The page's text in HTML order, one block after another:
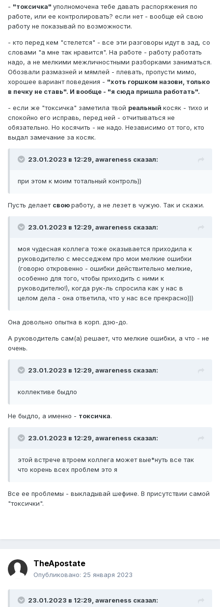
- "токсичка" уполномочена тебе давать распоряжения по
работе, или ее контролировать? если нет - вообще ей свою
работу не показывай по возможности.
- кто перед кем "стелется" - все эти разговоры идут в зад, со
словами "а мне так нравится". На работе - работу работать
надо, а не мелкими межличностными разборками заниматься.
Обозвали размазней и мямлей - плевать, пропусти мимо,
хорошее вариант поведения - "хоть горшком назови, только
в печку не ставь". И вообще - "я сюда пришла работать".
- если же "токсичка" заметила твой реальный косяк - тихо и
спокойно его исправь, перед ней - отчитываться не
обязательно. Но косячить - не надо. Независимо от того, кто
выдал замечание за косяк.
23.01.2023 в 12:29, awareness сказал:
при этом к моим тотальный контроль))
Пусть делает своюработу, а не лезет в чужую. Так и скажи.
23.01.2023 в 12:29, awareness сказал:
моя чудесная коллега тоже оказывается приходила к
руководителю с месседжем про мои мелкие ошибки
(говорю откровенно - ошибки действительно мелкие,
особенно для того, чтобы приходить с ними к
руководителю!), когда рук-ль спросила как у нас в
целом дела - она ответила, что у нас все прекрасно)))
Она довольно опытна в корп. дзю-до.
А руководитель сам(а) решает, что мелкие ошибки, а что - не
очень.
23.01.2023 в 12:29, awareness сказал:
коллективе быдло
Не быдло, а именно - токсичка.
23.01.2023 в 12:29, awareness сказал:
этой встрече втроем коллега может вые*нуть все так
что корень всех проблем это я
Все ее проблемы - выкладывай шефине. В присутствии самой
"токсички".
TheApostate
Опубликовано: 25 января 2023
23.01.2023 в 12:29, awareness сказал: